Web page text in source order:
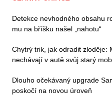
Detekce nevhodného obsahu
mu na bříšku našel „nahotu“
Chytrý trik, jak odradit zloděje:
nechávají v autě svůj starý
Dlouho očekávaný upgrade
poskočí na novou úroveň